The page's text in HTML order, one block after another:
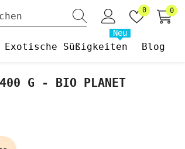
0 0
0
Exotische Süßigkeiten
Neu
Blog
G - BIO PLANET